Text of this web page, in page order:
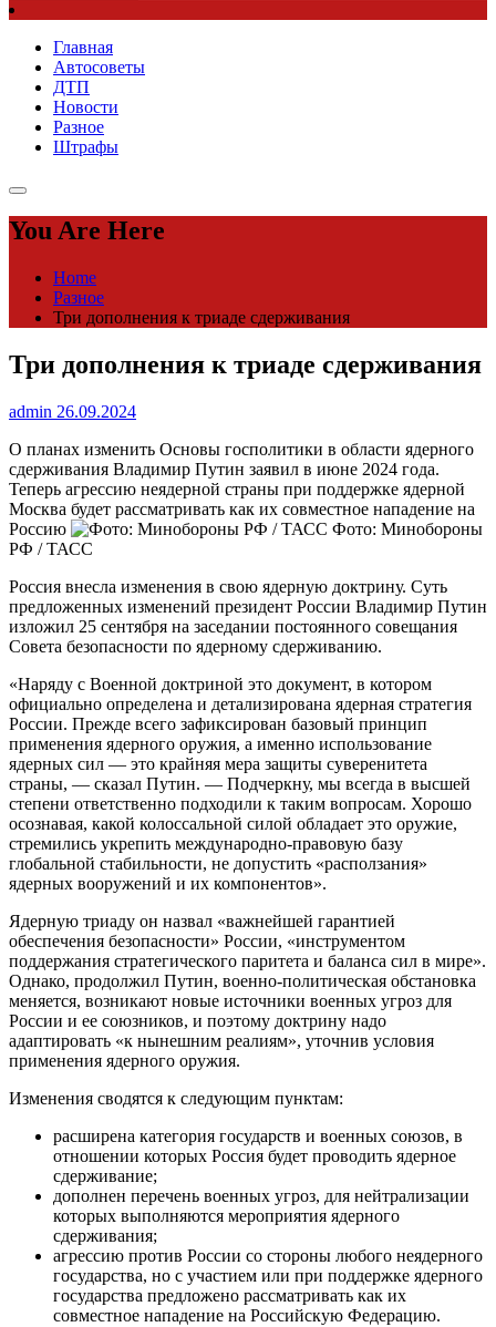
Главная
Автосоветы
ДТП
Новости
Разное
Штрафы
You Are Here
Home
Разное
Три дополнения к триаде сдерживания
Три дополнения к триаде сдерживания
admin 26.09.2024
О планах изменить Основы госполитики в области ядерного
сдерживания Владимир Путин заявил в июне 2024 года.
Теперь агрессию неядерной страны при поддержке ядерной
Москва будет рассматривать как их совместное нападение на
Россию
Фото: Минобороны
РФ / ТАСС
Россия внесла изменения в свою ядерную доктрину. Суть
предложенных изменений президент России Владимир Путин
изложил 25 сентября на заседании постоянного совещания
Совета безопасности по ядерному сдерживанию.
«Наряду с Военной доктриной это документ, в котором
официально определена и детализирована ядерная стратегия
России. Прежде всего зафиксирован базовый принцип
применения ядерного оружия, а именно использование
ядерных сил — это крайняя мера защиты суверенитета
страны, — сказал Путин. — Подчеркну, мы всегда в высшей
степени ответственно подходили к таким вопросам. Хорошо
осознавая, какой колоссальной силой обладает это оружие,
стремились укрепить международно-правовую базу
глобальной стабильности, не допустить «расползания»
ядерных вооружений и их компонентов».
Ядерную триаду он назвал «важнейшей гарантией
обеспечения безопасности» России, «инструментом
поддержания стратегического паритета и баланса сил в мире».
Однако, продолжил Путин, военно-политическая обстановка
меняется, возникают новые источники военных угроз для
России и ее союзников, и поэтому доктрину надо
адаптировать «к нынешним реалиям», уточнив условия
применения ядерного оружия.
Изменения сводятся к следующим пунктам:
расширена категория государств и военных союзов, в
отношении которых Россия будет проводить ядерное
сдерживание;
дополнен перечень военных угроз, для нейтрализации
которых выполняются мероприятия ядерного
сдерживания;
агрессию против России со стороны любого неядерного
государства, но с участием или при поддержке ядерного
государства предложено рассматривать как их
совместное нападение на Российскую Федерацию.